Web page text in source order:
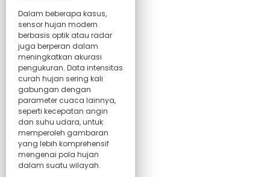
Dalam beberapa kasus,
sensor hujan modern
berbasis optik atau radar
juga berperan dalam
meningkatkan akurasi
pengukuran. Data intensitas
curah hujan sering kali
gabungan dengan
parameter cuaca lainnya,
seperti kecepatan angin
dan suhu udara, untuk
memperoleh gambaran
yang lebih komprehensif
mengenai pola hujan
dalam suatu wilayah.